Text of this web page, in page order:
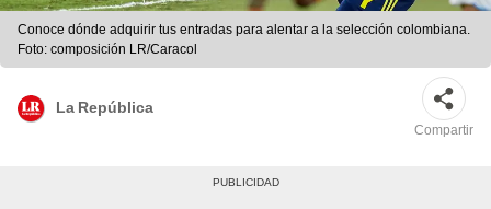
Conoce dónde adquirir tus entradas para alentar a la selección colombiana.
Foto: composición LR/Caracol
La República
Compartir